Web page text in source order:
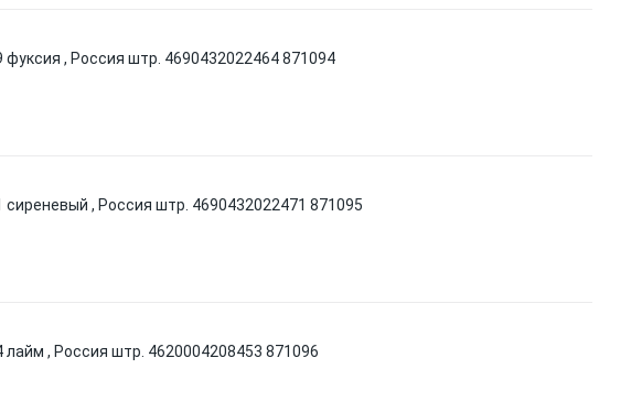
фуксия , Россия штр. 4690432022464 871094
сиреневый , Россия штр. 4690432022471 871095
лайм , Россия штр. 4620004208453 871096